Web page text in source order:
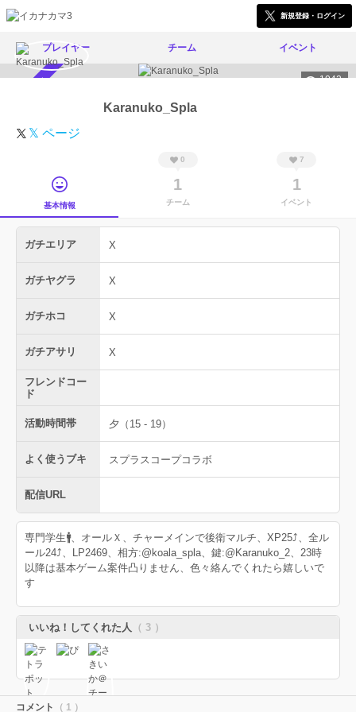
新規登録・ログイン
プレイヤー チーム イベント
1042
Karanuko_Spla
𝕏 ページ
基本情報
0
1
チーム
7
1
イベント
ガチエリア X
ガチヤグラ X
ガチホコ X
ガチアサリ X
フレンドコー
ド
活動時間帯 夕（15 - 19）
よく使うブキ スプラスコープコラボ
配信URL
専門学生🚹、オールＸ、チャーメインで後衛マルチ、XP25⤴︎、全ル
ール24⤴︎、LP2469、相方:@koala_spla、鍵:@Karanuko_2、23時
以降は基本ゲーム案件凸りません、色々絡んでくれたら嬉しいで
す
いいね！してくれた人 （ 3 ）
コメント （ 1 ）